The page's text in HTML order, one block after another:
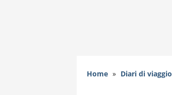
Home » Diari di viaggio